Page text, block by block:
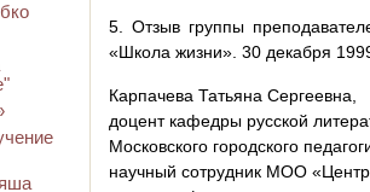
5. Отзыв группы
«Школа жизни». 30 декабря
Карпачева Татьяна Сергеевна,
доцент кафедры русской
Московского городского
научный сотрудник МОО «Центр